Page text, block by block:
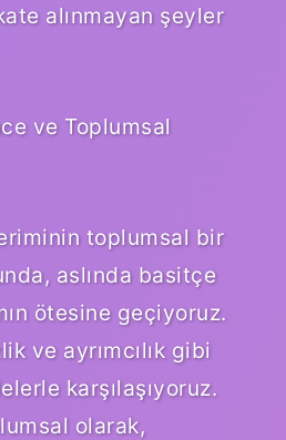
alınmayan şeyler
ve Toplumsal
toplumsal bir
aslında basitçe
ötesine geçiyoruz.
ve ayrımcılık gibi
karşılaşıyoruz.
olarak,